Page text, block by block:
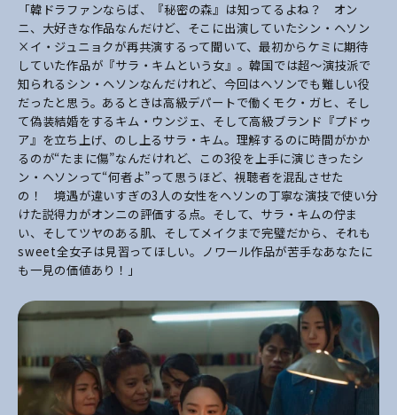
「韓ドラファンならば、『秘密の森』は知ってるよね？ オン
ニ、大好きな作品なんだけど、そこに出演していたシン・ヘソン
×イ・ジュニョクが再共演するって聞いて、最初からケミに期待
していた作品が『サラ・キムという女』。韓国では超～演技派で
知られるシン・ヘソンなんだけれど、今回はヘソンでも難しい役
だったと思う。あるときは高級デパートで働くモク・ガヒ、そし
て偽装結婚をするキム・ウンジェ、そして高級ブランド『プドゥ
ア』を立ち上げ、のし上るサラ・キム。理解するのに時間がかか
るのが“たまに傷”なんだけれど、この3役を上手に演じきったシ
ン・ヘソンって“何者よ”って思うほど、視聴者を混乱させた
の！ 境遇が違いすぎの3人の女性をヘソンの丁寧な演技で使い分
けた説得力がオンニの評価する点。そして、サラ・キムの佇ま
い、そしてツヤのある肌、そしてメイクまで完璧だから、それも
sweet全女子は見習ってほしい。ノワール作品が苦手なあなたに
も一見の価値あり！」